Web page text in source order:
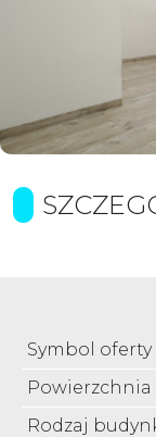
Symbol oferty
Powierzchnia
Rodzaj